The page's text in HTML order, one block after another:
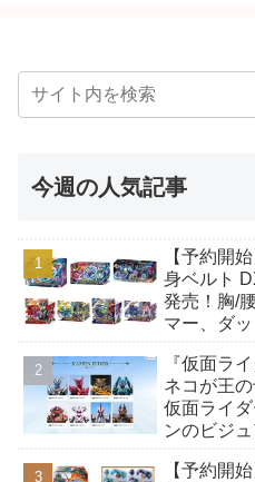
今週の人気記事
【予約開
身ベルト
発売！胸/
マー、ダ
も！
『仮面ラ
ネコが王
仮面ライ
ンのビジ
【予約開